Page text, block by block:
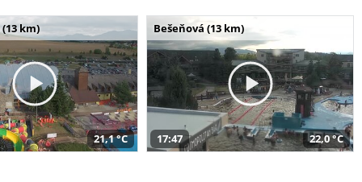
km)
21,1 °C
Bešeňová (13 km)
17:47 22,0 °C